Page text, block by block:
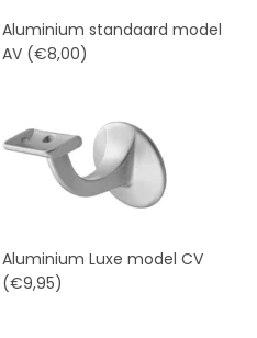
Aluminium standaard model
AV (€8,00)
Aluminium Luxe model CV
(€9,95)